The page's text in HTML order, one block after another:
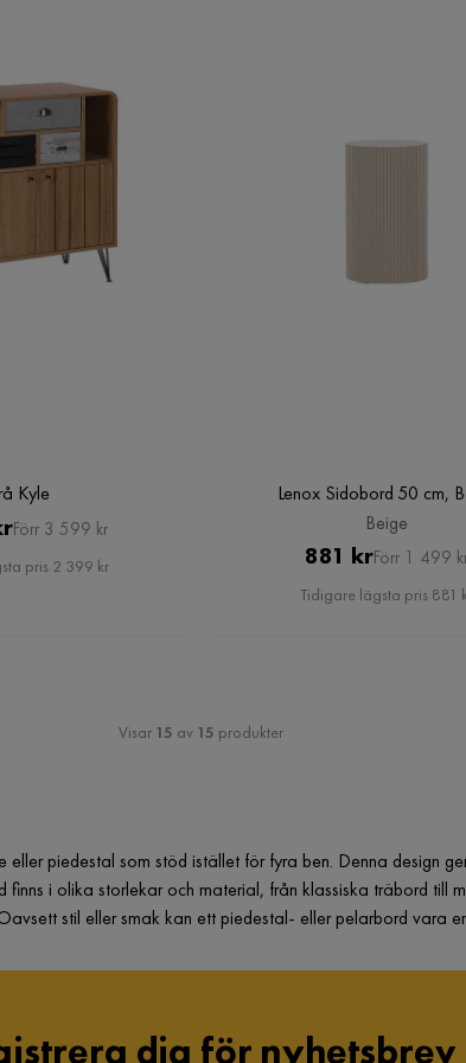
Kyle
Pris
Original
Pris
Förr 3 599 kr
pris 2 399 kr
Lenox Sidobord 50 cm,
Beige
Pris
881 kr Original
Pris
Förr 1 499
Tidigare lägsta pris 881
Visar 15 av 15 produkter
piedestal som stöd istället för fyra ben. Denna design
i olika storlekar och material, från klassiska träbord
stil eller smak kan ett piedestal- eller pelarbord vara
dig för nyhetsbrev